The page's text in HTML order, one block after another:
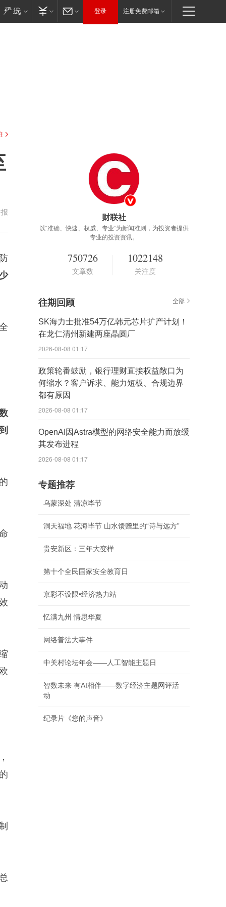
登录 注册免费邮箱
财联社
以“准确、快速、权威、专业”为新闻准则，为投资者提供
专业的投资资讯。
750726
文章数
1022148
关注度
往期回顾 全部
SK海力士批准54万亿韩元芯片扩产计划！
在龙仁清州新建两座晶圆厂
2026-08-08 01:17
政策轮番鼓励，银行理财直接权益敞口为
何缩水？客户诉求、能力短板、合规边界
都有原因
2026-08-08 01:17
OpenAI因Astra模型的网络安全能力而放缓
其发布进程
2026-08-08 01:17
专题推荐
乌蒙深处 清凉毕节
洞天福地 花海毕节 山水馈赠里的“诗与远方”
贵安新区：三年大变样
第十个全民国家安全教育日
京彩不设限•经济热力站
忆满九州 情思华夏
网络普法大事件
中关村论坛年会——人工智能主题日
智数未来 有AI相伴——数字经济主题网评活
动
纪录片《您的声音》